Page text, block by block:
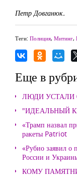
Петр Довганюк.
Теги: Полиция, Митинг,
Еще в
ЛЮДИ УСТАЛИ
"ИДЕАЛЬНЫЙ
«Трамп назвал
ракеты Patriot
«Рубио заявил о
России и
КОМУ